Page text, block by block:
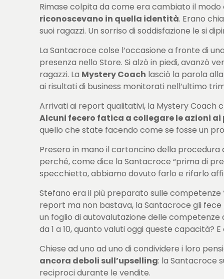
Rimase colpita da come era cambiato il
riconoscevano in quella identità. Erano
suoi ragazzi. Un sorriso di soddisfazione le si
La Santacroce colse l’occasione a fronte di
presenza nello Store. Si alzò in piedi, avanzò
ragazzi. La Mystery Coach lasciò la parola alla
ai risultati di business monitorati nell’ultimo
Arrivati ai report qualitativi, la Mystery Coach
Alcuni fecero fatica a collegare le azioni
quello che state facendo come se fosse un
Presero in mano il cartoncino della procedura
perché, come dice la Santacroce “prima di
specchietto, abbiamo dovuto farlo e rifarlo
Stefano era il più preparato sulle competenze
report ma non bastava, la Santacroce gli
un foglio di autovalutazione delle
da 1 a 10, quanto valuti oggi queste
Chiese ad uno ad uno di condividere i loro
ancora deboli sull’upselling: la Santacroce
reciproci durante le vendite.